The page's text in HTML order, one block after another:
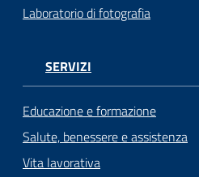
Laboratorio di fotografia
SERVIZI
Educazione e formazione
Salute, benessere e assistenza
Vita lavorativa